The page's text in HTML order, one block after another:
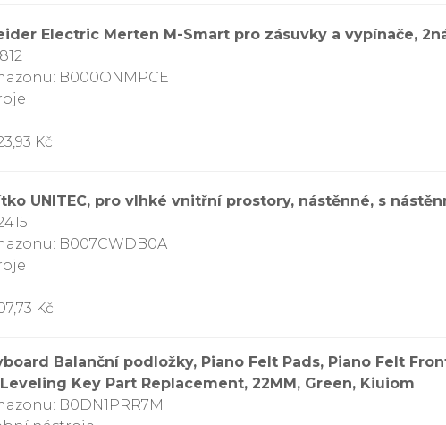
Electric Merten M-Smart pro zásuvky a vypínače,
B000ONMPCE
Kč
UNITEC, pro vlhké vnitřní prostory, nástěnné, s
B007CWDB0A
Kč
Balanční podložky, Piano Felt Pads, Piano Felt
Key Part Replacement, 22MM, Green, Kiuiom
B0DN1PRR7M